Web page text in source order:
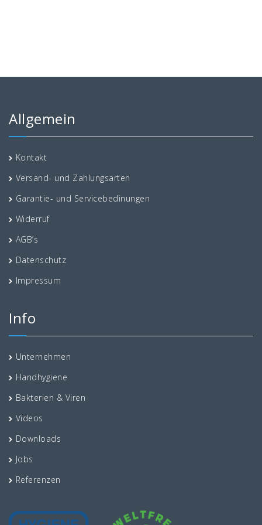
Allgemein
Kontakt
Versand- und Zahlungsarten
Garantie- und Servicebedinungen
Widerruf
AGB’s
Datenschutz
Impressum
Info
Unternehmen
Handhygiene
Bakterien & Viren
Videos
Downloads
Jobs
Referenzen